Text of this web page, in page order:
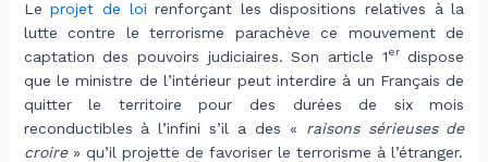
Leprojet de loi renforçant les dispositions relatives à la
lutte contre le terrorisme parachève ce mouvement de
captation des pouvoirs judiciaires. Son article 1erdispose
que le ministre de l’intérieur peut interdire à un Français de
quitter le territoire pour des durées de six mois
reconductibles à l’infini s’il a des « raisons sérieuses de
croire» qu’il projette de favoriser le terrorisme à l’étranger.